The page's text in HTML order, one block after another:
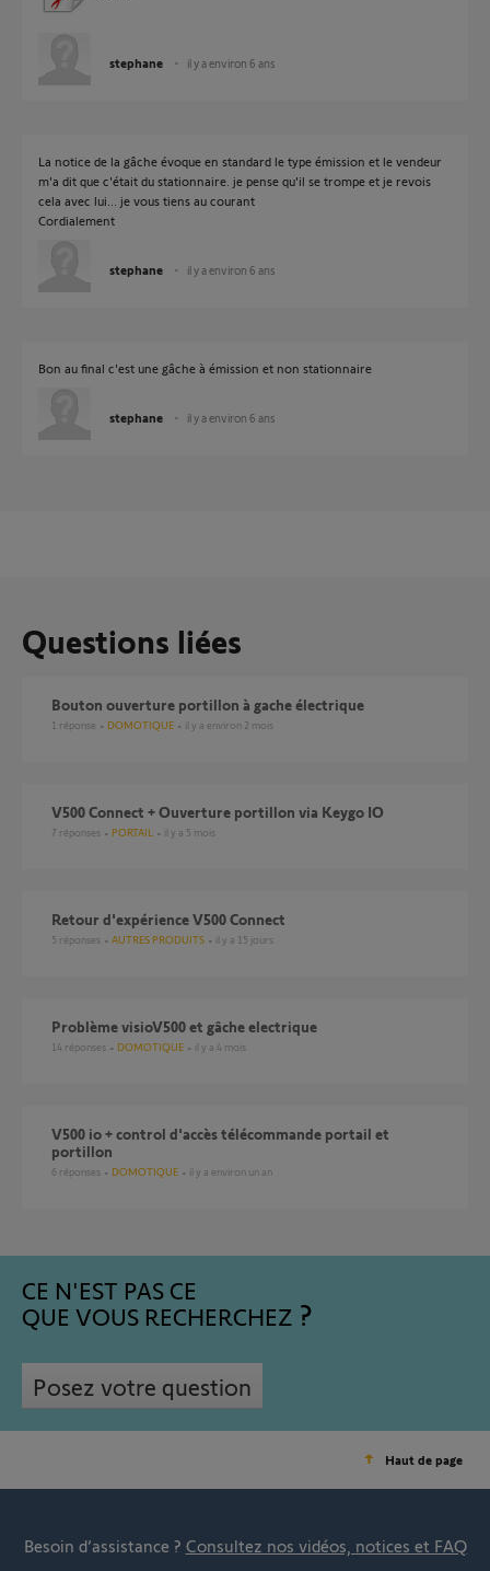
stephane il y a environ 6 ans
La notice de la gâche évoque en standard le type émission et le vendeur
m'a dit que c'était du stationnaire. je pense qu'il se trompe et je revois
cela avec lui... je vous tiens au courant
Cordialement
stephane il y a environ 6 ans
Bon au final c'est une gâche à émission et non stationnaire
stephane il y a environ 6 ans
Questions liées
Bouton ouverture portillon à gache électrique
1 réponse DOMOTIQUE il y a environ 2 mois
V500 Connect + Ouverture portillon via Keygo IO
7 réponses PORTAIL il y a 5 mois
Retour d'expérience V500 Connect
5 réponses AUTRES PRODUITS il y a 15 jours
Problème visioV500 et gâche electrique
14 réponses DOMOTIQUE il y a 4 mois
V500 io + control d'accès télécommande portail et
portillon
6 réponses DOMOTIQUE il y a environ un an
CE N'EST PAS CE
QUE VOUS RECHERCHEZ
Posez votre question
Haut de page
Besoin d’assistance ? Consultez nos vidéos, notices et FAQ